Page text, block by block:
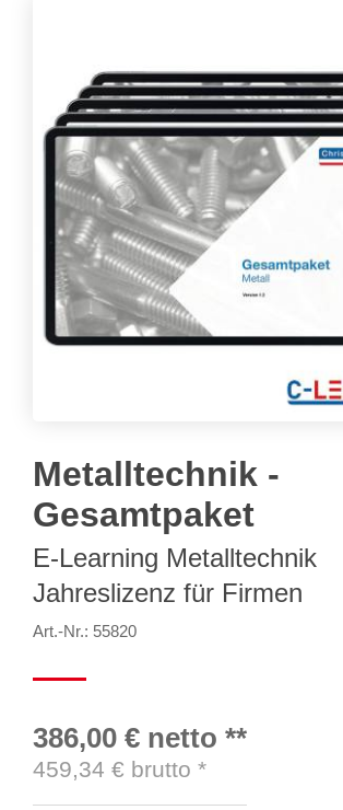
Metalltechnik -
Gesamtpaket
E-Learning Metalltechnik
Jahreslizenz für Firmen
Art.-Nr.: 55820
386,00 € netto **
459,34 € brutto *